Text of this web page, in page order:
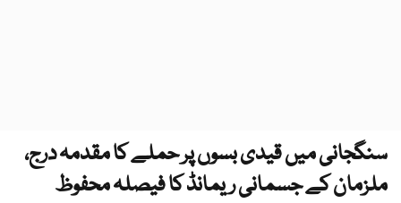
سنگجانی میں قیدی بسوں پر حملے کا مقدمہ درج،
ملزمان کے جسمانی ریمانڈ کا فیصلہ محفوظ